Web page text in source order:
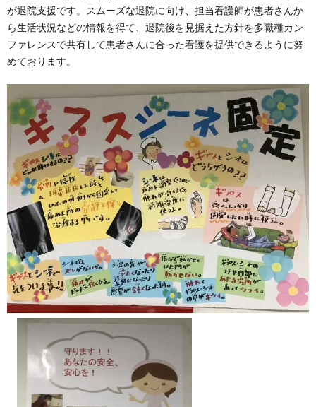
が退院支援です。スムーズな退院に向け、担当看護師が患者さんか
ら生活状況などの情報を得て、退院後を見据えた方針を多職種カン
ファレンスで共有して患者さんに合った看護を提供できるように努
めております。